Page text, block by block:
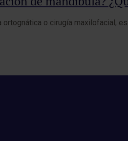
o cirugía maxilofacial,